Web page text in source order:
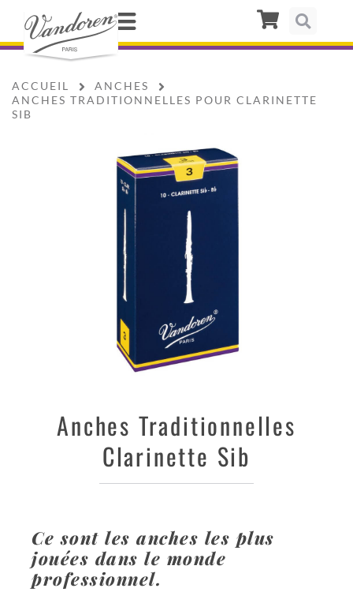
ACCUEIL
ANCHES
ANCHES TRADITIONNELLES POUR CLARINETTE
SIB
Anches Traditionnelles
Clarinette Sib
Ce sont les anches les plus
jouées dans le monde
professionnel.